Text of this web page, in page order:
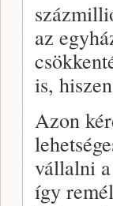
az
is,
Azon
vállalni
így